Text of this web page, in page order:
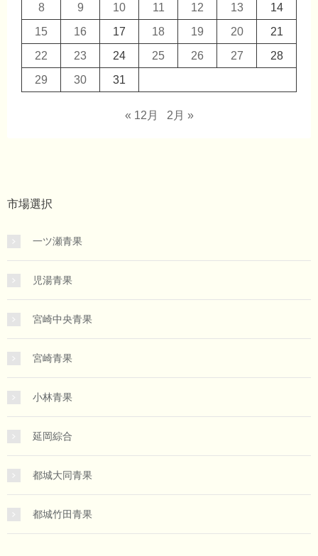
8
9 10 11 12 13
14
15
16 17 18 19 20
21
22
23 24 25 26 27
28
29
30 31
« 12月 2月 »
市場選択
一ツ瀬青果
児湯青果
宮崎中央青果
宮崎青果
小林青果
延岡綜合
都城大同青果
都城竹田青果